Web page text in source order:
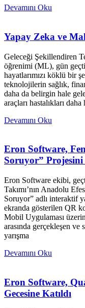
Devamını Oku
Yapay Zeka ve
Geleceği Şekillendiren
öğrenimi (ML), gün
hayatlarımızı köklü bir
teknolojilerin sağlık,
daha da belirgin hale
araçları hastalıkları daha
Devamını Oku
Eron Software,
Soruyor”
Eron Software ekibi,
Takımı’nın Anadolu
Soruyor” adlı interaktif
ekranda gösterilen QR
Mobil Uygulaması
arasında gerçekleşen
yarışma
Devamını Oku
Eron Software,
Gecesine Katıldı